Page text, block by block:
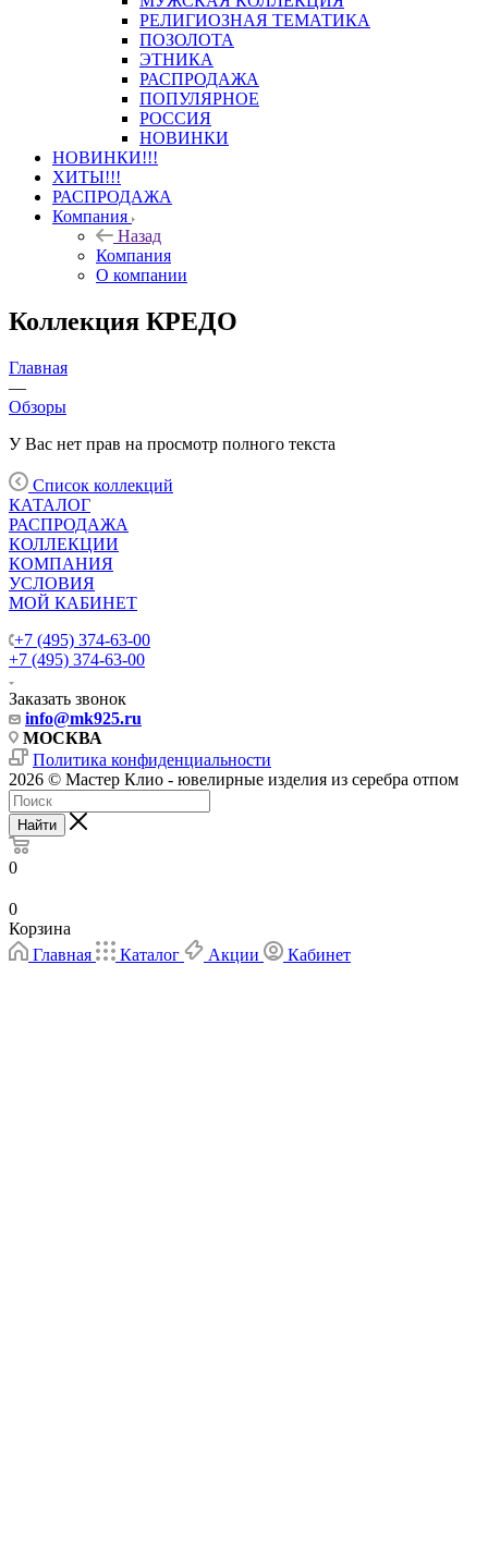
РЕЛИГИОЗНАЯ ТЕМАТИКА
ПОЗОЛОТА
ЭТНИКА
РАСПРОДАЖА
ПОПУЛЯРНОЕ
РОССИЯ
НОВИНКИ
НОВИНКИ!!!
ХИТЫ!!!
РАСПРОДАЖА
Компания
Назад
Компания
О компании
Коллекция КРЕДО
Главная
—
Обзоры
У Вас нет прав на просмотр полного текста
Список коллекций
КАТАЛОГ
РАСПРОДАЖА
КОЛЛЕКЦИИ
КОМПАНИЯ
УСЛОВИЯ
МОЙ КАБИНЕТ
+7 (495) 374-63-00
+7 (495) 374-63-00
Заказать звонок
info@mk925.ru
МОСКВА
Политика конфиденциальности
2026 © Мастер Клио - ювелирные изделия из серебра отпом
Найти
0
0
Корзина
Главная
Каталог Акции Кабинет